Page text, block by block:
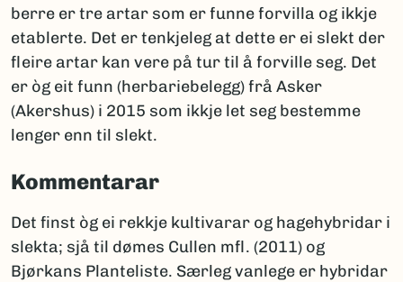
berre er tre artar som er funne forvilla og ikkje
etablerte. Det er tenkjeleg at dette er ei slekt der
fleire artar kan vere på tur til å forville seg. Det
er òg eit funn (herbariebelegg) frå Asker
(Akershus) i 2015 som ikkje let seg bestemme
lenger enn til slekt.
Kommentarar
Det finst òg ei rekkje kultivarar og hagehybridar i
slekta; sjå til dømes Cullen mfl. (2011) og
Bjørkans Planteliste. Særleg vanlege er hybridar